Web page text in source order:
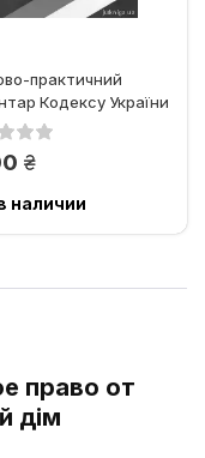
практичний
Кодексу України
грн.
наличии
право от
дім